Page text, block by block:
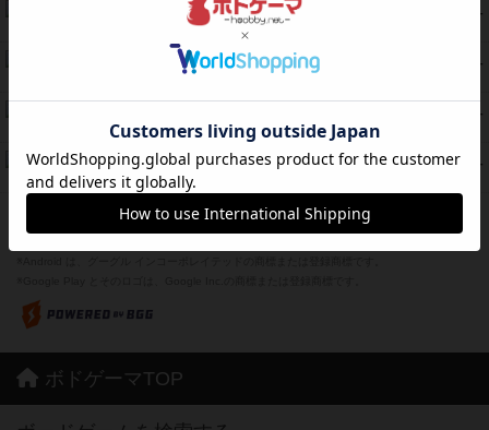
PT
12件の投稿
PT
1件の投稿
PT
紹介文なし 1件の投稿
42 PT
ドコジャン
紹介文あり 10件の投稿
※Apple、Apple のロゴ は、米国および他の国々で登録されたApple Inc.の商標です。
ボドゲーマTOP